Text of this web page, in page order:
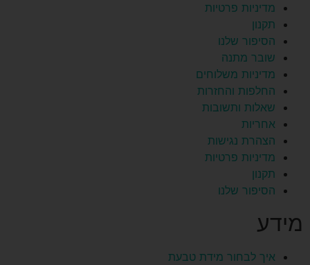
מידע
איך לבחור מידת טבעת
מדיניות פרטיות
תקנון
הסיפור שלנו
שובר מתנה
מדיניות משלוחים
החלפות והחזרות
שאלות ותשובות
אחריות
הצהרת נגישות
מדיניות פרטיות
תקנון
הסיפור שלנו